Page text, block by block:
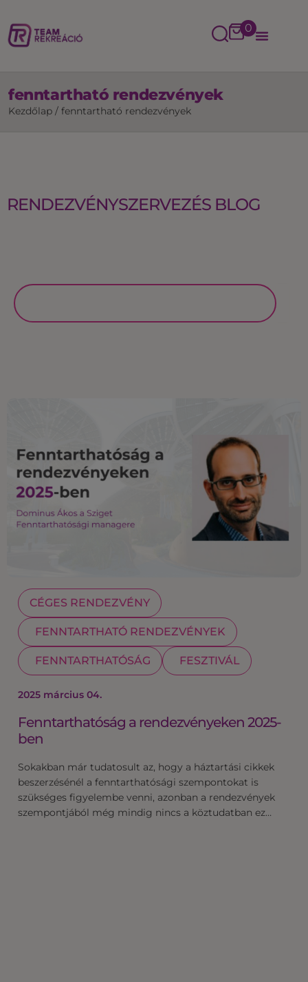
0
fenntartható rendezvények
Kezdőlap / fenntartható rendezvények
RENDEZVÉNYSZERVEZÉS BLOG
CÉGES RENDEZVÉNY
FENNTARTHATÓ RENDEZVÉNYEK
FENNTARTHATÓSÁG FESZTIVÁL
2025 március 04.
Fenntarthatóság a rendezvényeken 2025-
ben
Sokakban már tudatosult az, hogy a háztartási cikkek
beszerzésénél a fenntarthatósági szempontokat is
szükséges figyelembe venni, azonban a rendezvények
szempontjából még mindig nincs a köztudatban ez…